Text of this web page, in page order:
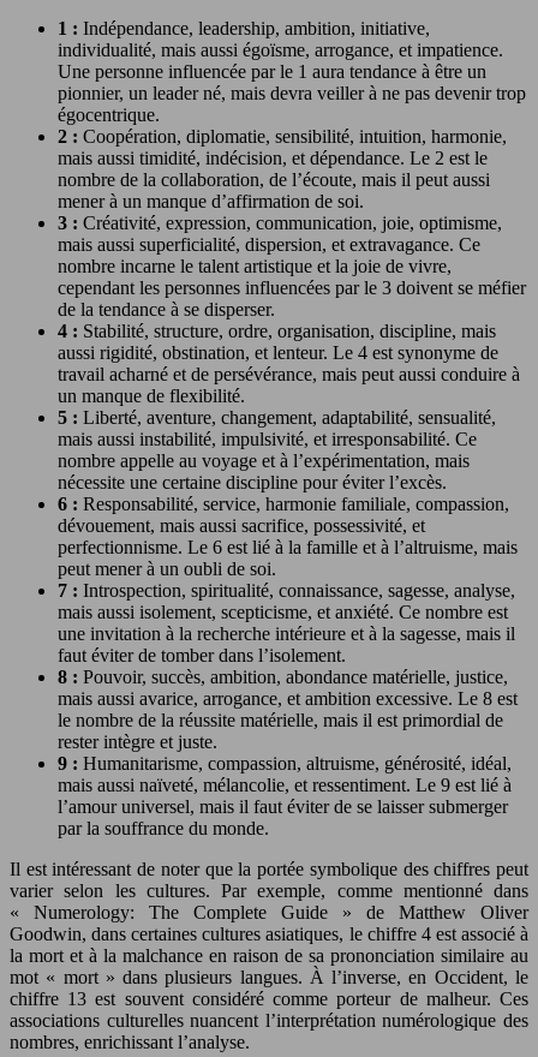
1 : Indépendance, leadership, ambition, initiative,
individualité, mais aussi égoïsme, arrogance, et impatience.
Une personne influencée par le 1 aura tendance à être un
pionnier, un leader né, mais devra veiller à ne pas devenir trop
égocentrique.
2 : Coopération, diplomatie, sensibilité, intuition, harmonie,
mais aussi timidité, indécision, et dépendance. Le 2 est le
nombre de la collaboration, de l’écoute, mais il peut aussi
mener à un manque d’affirmation de soi.
3 : Créativité, expression, communication, joie, optimisme,
mais aussi superficialité, dispersion, et extravagance. Ce
nombre incarne le talent artistique et la joie de vivre,
cependant les personnes influencées par le 3 doivent se méfier
de la tendance à se disperser.
4 : Stabilité, structure, ordre, organisation, discipline, mais
aussi rigidité, obstination, et lenteur. Le 4 est synonyme de
travail acharné et de persévérance, mais peut aussi conduire à
un manque de flexibilité.
5 : Liberté, aventure, changement, adaptabilité, sensualité,
mais aussi instabilité, impulsivité, et irresponsabilité. Ce
nombre appelle au voyage et à l’expérimentation, mais
nécessite une certaine discipline pour éviter l’excès.
6 : Responsabilité, service, harmonie familiale, compassion,
dévouement, mais aussi sacrifice, possessivité, et
perfectionnisme. Le 6 est lié à la famille et à l’altruisme, mais
peut mener à un oubli de soi.
7 : Introspection, spiritualité, connaissance, sagesse, analyse,
mais aussi isolement, scepticisme, et anxiété. Ce nombre est
une invitation à la recherche intérieure et à la sagesse, mais il
faut éviter de tomber dans l’isolement.
8 : Pouvoir, succès, ambition, abondance matérielle, justice,
mais aussi avarice, arrogance, et ambition excessive. Le 8 est
le nombre de la réussite matérielle, mais il est primordial de
rester intègre et juste.
9 : Humanitarisme, compassion, altruisme, générosité, idéal,
mais aussi naïveté, mélancolie, et ressentiment. Le 9 est lié à
l’amour universel, mais il faut éviter de se laisser submerger
par la souffrance du monde.
Il est intéressant de noter que la portée symbolique des chiffres peut
varier selon les cultures. Par exemple, comme mentionné dans
« Numerology: The Complete Guide » de Matthew Oliver
Goodwin, dans certaines cultures asiatiques, le chiffre 4 est associé à
la mort et à la malchance en raison de sa prononciation similaire au
mot « mort » dans plusieurs langues. À l’inverse, en Occident, le
chiffre 13 est souvent considéré comme porteur de malheur. Ces
associations culturelles nuancent l’interprétation numérologique des
nombres, enrichissant l’analyse.